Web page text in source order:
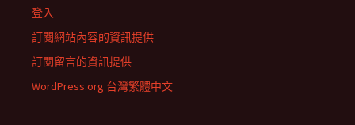
登入
訂閱網站內容的資訊提供
訂閱留言的資訊提供
WordPress.org 台灣繁體中文